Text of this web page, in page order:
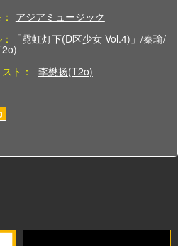
アジアミュージック
「霓虹灯下(D区少女 Vol.4)」/秦瑜/
ト：
李懋扬(T2o)